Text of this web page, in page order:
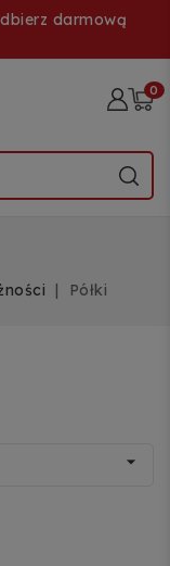
darmową
0
Półki
